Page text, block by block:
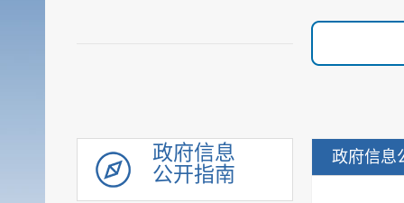
政府信息
公开指南
政府信息